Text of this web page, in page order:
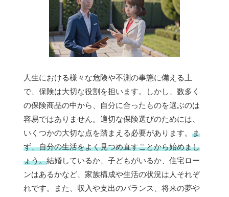
人生における様々な危険や不測の事態に備える上
で、保険は大切な役割を担います。しかし、数多く
の保険商品の中から、自分に合ったものを選ぶのは
容易ではありません。適切な保険選びのためには、
いくつかの大切な点を踏まえる必要があります。 ま
ず、自分の生活をよく見つめ直すことから始めまし
ょう。結婚しているか、子どもがいるか、住宅ロー
ンはあるかなど、家族構成や生活の状況は人それぞ
れです。また、収入や支出のバランス、将来の夢や